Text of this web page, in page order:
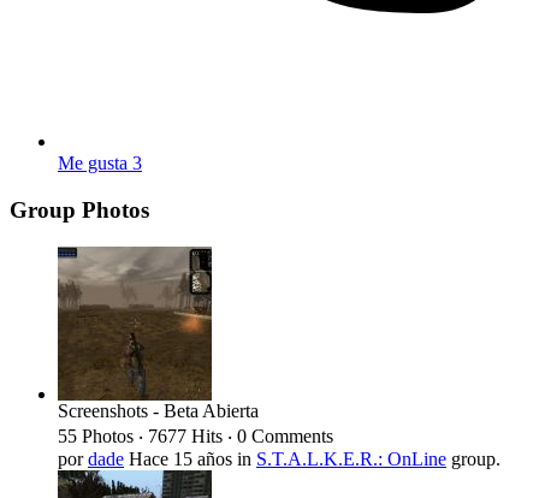
Me gusta 3
Group Photos
Screenshots - Beta Abierta
55 Photos ‧ 7677 Hits ‧ 0 Comments
pordade Hace 15 años in S.T.A.L.K.E.R.: OnLine group.